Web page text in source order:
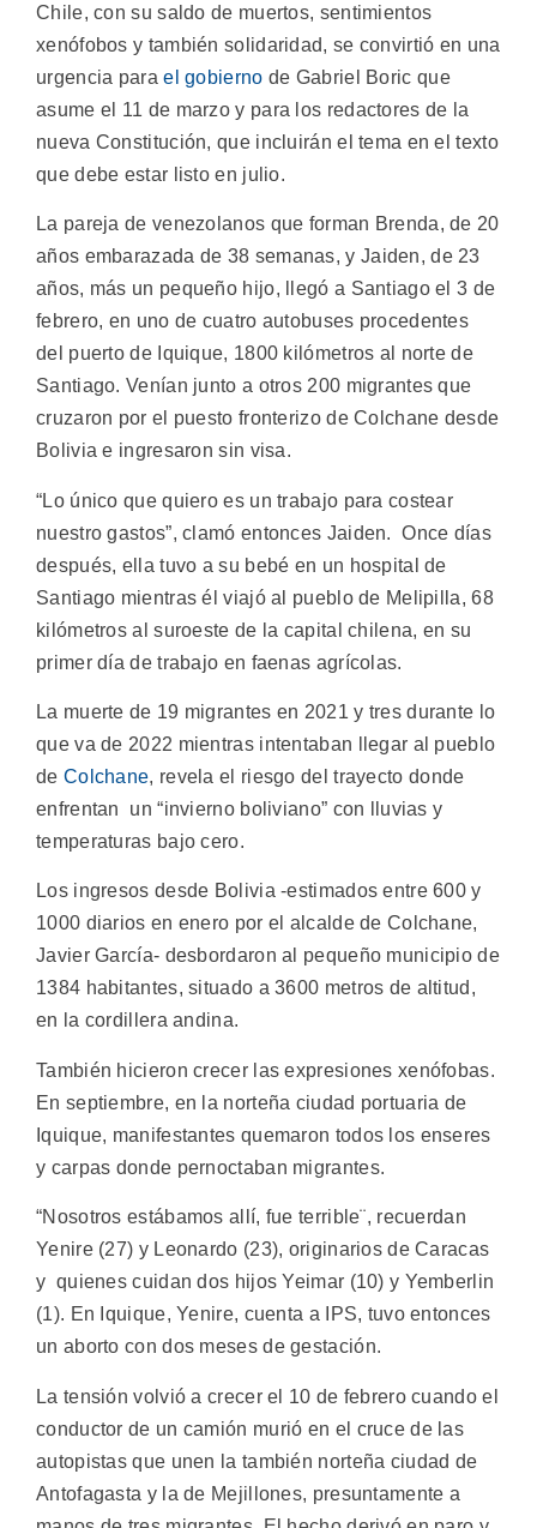
Chile, con su saldo de muertos, sentimientos
xenófobos y también solidaridad, se convirtió en una
urgencia parael gobierno de Gabriel Boric que
asume el 11 de marzo y para los redactores de la
nueva Constitución, que incluirán el tema en el texto
que debe estar listo en julio.
La pareja de venezolanos que forman Brenda, de 20
años embarazada de 38 semanas, y Jaiden, de 23
años, más un pequeño hijo, llegó a Santiago el 3 de
febrero, en uno de cuatro autobuses procedentes
del puerto de Iquique, 1800 kilómetros al norte de
Santiago. Venían junto a otros 200 migrantes que
cruzaron por el puesto fronterizo de Colchane desde
Bolivia e ingresaron sin visa.
“Lo único que quiero es un trabajo para costear
nuestro gastos”, clamó entonces Jaiden. Once días
después, ella tuvo a su bebé en un hospital de
Santiago mientras él viajó al pueblo de Melipilla, 68
kilómetros al suroeste de la capital chilena, en su
primer día de trabajo en faenas agrícolas.
La muerte de 19 migrantes en 2021 y tres durante lo
que va de 2022 mientras intentaban llegar al pueblo
de Colchane, revela el riesgo del trayecto donde
enfrentan un “invierno boliviano” con lluvias y
temperaturas bajo cero.
Los ingresos desde Bolivia -estimados entre 600 y
1000 diarios en enero por el alcalde de Colchane,
Javier García- desbordaron al pequeño municipio de
1384 habitantes, situado a 3600 metros de altitud,
en la cordillera andina.
También hicieron crecer las expresiones xenófobas.
En septiembre, en la norteña ciudad portuaria de
Iquique, manifestantes quemaron todos los enseres
y carpas donde pernoctaban migrantes.
“Nosotros estábamos allí, fue terrible¨, recuerdan
Yenire (27) y Leonardo (23), originarios de Caracas
y quienes cuidan dos hijos Yeimar (10) y Yemberlin
(1). En Iquique, Yenire, cuenta a IPS, tuvo entonces
un aborto con dos meses de gestación.
La tensión volvió a crecer el 10 de febrero cuando el
conductor de un camión murió en el cruce de las
autopistas que unen la también norteña ciudad de
Antofagasta y la de Mejillones, presuntamente a